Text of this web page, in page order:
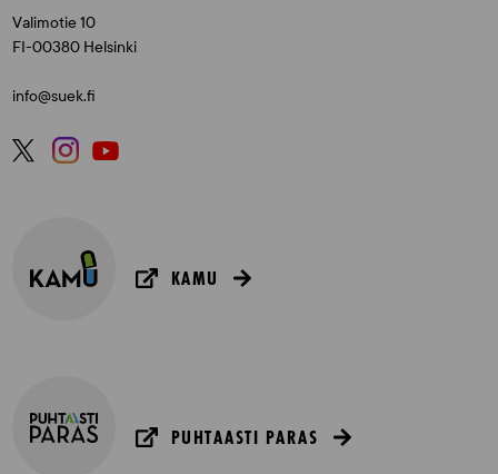
Valimotie 10
FI-00380 Helsinki
info@suek.fi
KAMU
PUHTAASTI PARAS